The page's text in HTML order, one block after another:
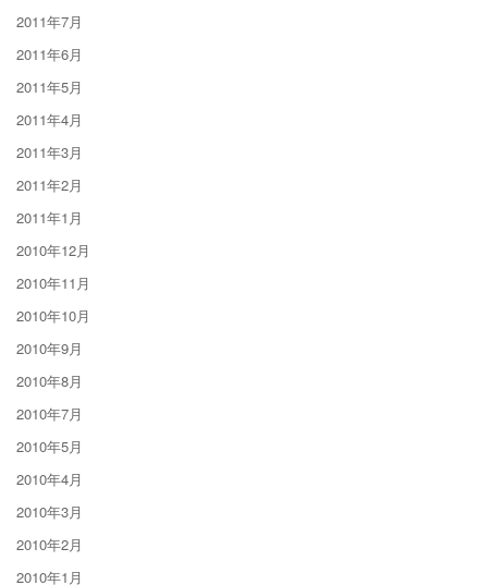
2011年7月
2011年6月
2011年5月
2011年4月
2011年3月
2011年2月
2011年1月
2010年12月
2010年11月
2010年10月
2010年9月
2010年8月
2010年7月
2010年5月
2010年4月
2010年3月
2010年2月
2010年1月